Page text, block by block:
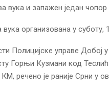
вука и запажен један
вука организована у суботу,
Полицијске управе Добој
Горњи Кузмани код
речено је раније Срни у